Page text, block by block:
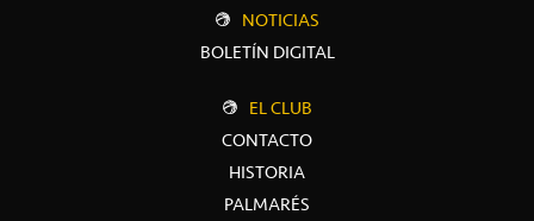
NOTICIAS
BOLETÍN DIGITAL
EL CLUB
CONTACTO
HISTORIA
PALMARÉS